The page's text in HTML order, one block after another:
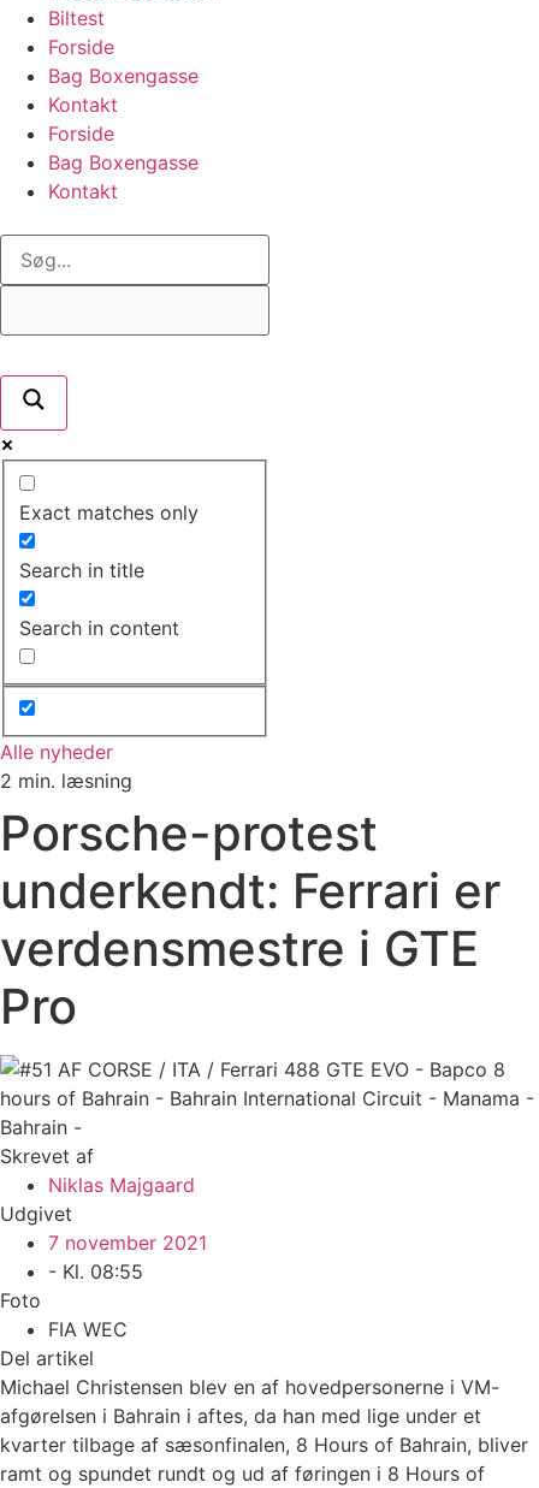
Biltest
Forside
Bag Boxengasse
Kontakt
Forside
Bag Boxengasse
Kontakt
Exact matches only
Search in title
Search in content
Alle nyheder
2 min. læsning
Porsche-protest
underkendt: Ferrari er
verdensmestre i GTE
Pro
Skrevet af
Niklas Majgaard
Udgivet
7 november 2021
- Kl. 08:55
Foto
FIA WEC
Del artikel
Michael Christensen blev en af hovedpersonerne i VM-
afgørelsen i Bahrain i aftes, da han med lige under et
kvarter tilbage af sæsonfinalen, 8 Hours of Bahrain, bliver
ramt og spundet rundt og ud af føringen i 8 Hours of